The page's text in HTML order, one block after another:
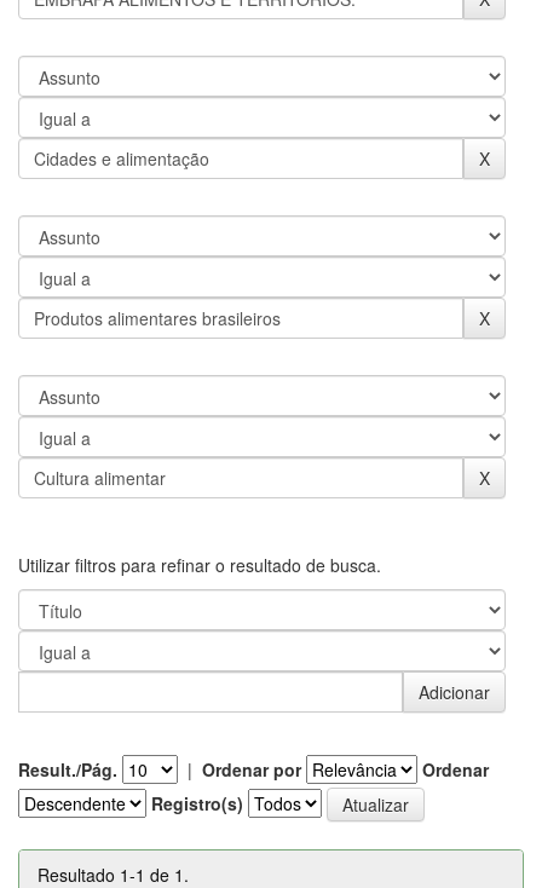
Utilizar filtros para refinar o resultado de busca.
Result./Pág. | Ordenar por
Ordenar
Registro(s)
Resultado 1-1 de 1.